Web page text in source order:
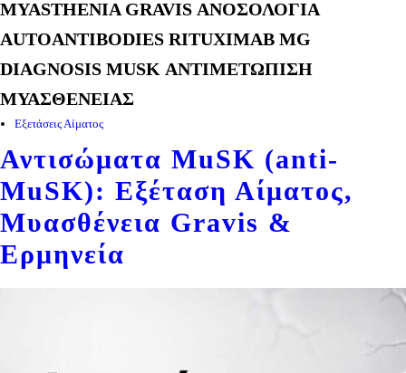
MYASTHENIA GRAVIS ΑΝΟΣΟΛΟΓΙΑ
AUTOANTIBODIES RITUXIMAB MG
DIAGNOSIS MUSK ΑΝΤΙΜΕΤΩΠΙΣΗ
ΜΥΑΣΘΕΝΕΙΑΣ
Εξετάσεις Αίματος
Αντισώματα MuSK (anti-
MuSK): Εξέταση Αίματος,
Μυασθένεια Gravis &
Ερμηνεία